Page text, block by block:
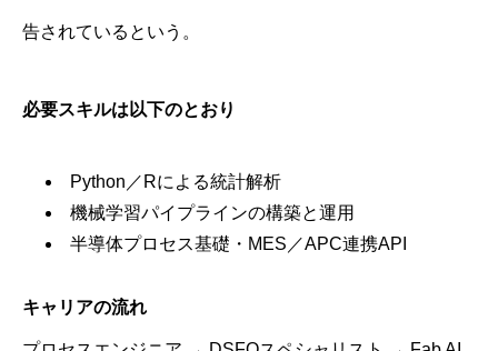
告されているという。
必要スキルは以下のとおり
Python／Rによる統計解析
機械学習パイプラインの構築と運用
半導体プロセス基礎・MES／APC連携API
キャリアの流れ